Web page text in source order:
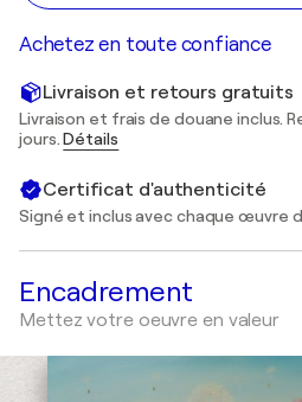
Achetez en toute confiance
Livraison et retours gratuits
Livraison et frais de douane inclus.
jours.Détails
Certificat d'authenticité
Signé et inclus avec chaque œuvre
Encadrement
Mettez votre oeuvre en valeur